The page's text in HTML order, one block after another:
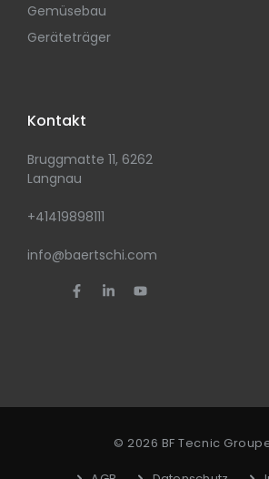
Gemüsebau
Geräteträger
Kontakt
Bruggmatte 11, 6262
Langnau
+41419898111
info@baertschi.com
© 2026 BF Tecnic